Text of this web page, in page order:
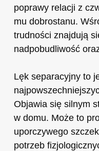
poprawy relacji z
mu dobrostanu.
trudności znajdują
nadpobudliwość
Lęk separacyjny to
Objawia się silnym
w domu. Może to
uporczywego
potrzeb